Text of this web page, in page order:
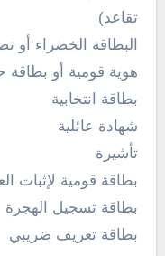
تقاعد)
البطاقة الخضراء أو
هوية قومية أو بطاقة
بطاقة انتخابية
شهادة عائلية
تأشيرة
بطاقة قومية لإثبات
بطاقة تسجيل الهجرة
بطاقة تعريف ضريبي